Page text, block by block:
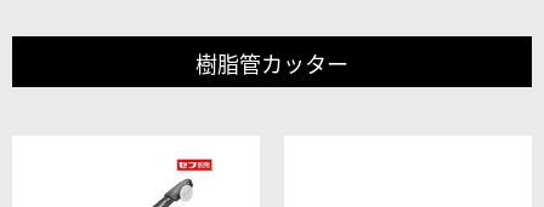
樹脂管カッター